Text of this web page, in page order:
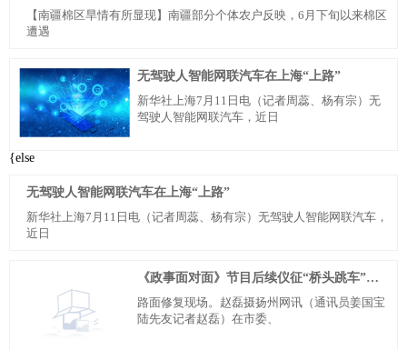
【南疆棉区旱情有所显现】南疆部分个体农户反映，6月下旬以来棉区
遭遇
无驾驶人智能网联汽车在上海“上路”
新华社上海7月11日电（记者周蕊、杨有宗）无
驾驶人智能网联汽车，近日
{else
无驾驶人智能网联汽车在上海“上路”
新华社上海7月11日电（记者周蕊、杨有宗）无驾驶人智能网联汽车，
近日
《政事面对面》节目后续仪征“桥头跳车”现象消除
路面修复现场。赵磊摄扬州网讯（通讯员姜国宝
陆先友记者赵磊）在市委、